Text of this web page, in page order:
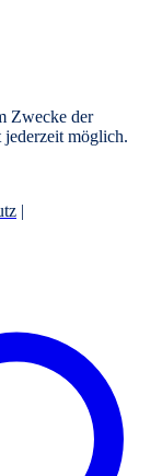
Zwecke der
möglich.
|